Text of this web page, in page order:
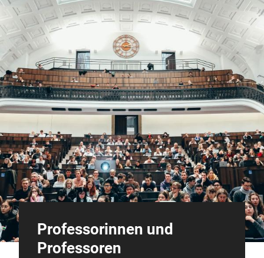
Professorinnen und
Professoren